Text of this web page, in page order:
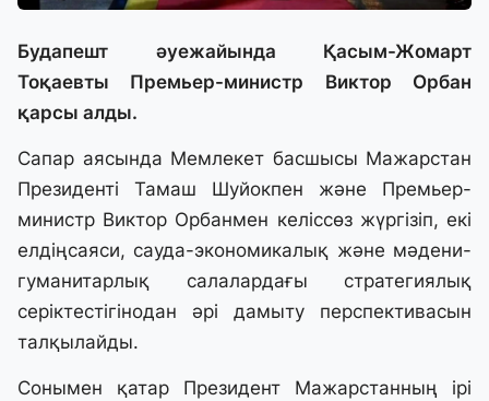
Будапешт әуежайында Қасым-Жомарт
Тоқаевты Премьер-министр Виктор Орбан
қарсы алды.
Сапар аясында Мемлекет басшысы Мажарстан
Президенті Тамаш Шуйокпен және Премьер-
министр Виктор Орбанмен келіссөз жүргізіп, екі
елдіңсаяси, сауда-экономикалық және мәдени-
гуманитарлық салалардағы стратегиялық
серіктестігінодан әрі дамыту перспективасын
талқылайды.
Сонымен қатар Президент Мажарстанның ірі